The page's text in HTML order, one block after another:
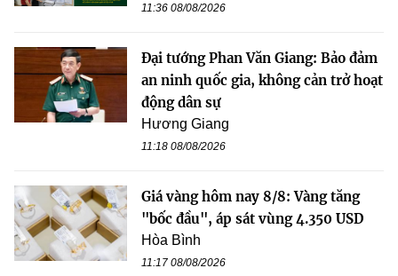
11:36 08/08/2026
Đại tướng Phan Văn Giang: Bảo đảm
an ninh quốc gia, không cản trở hoạt
động dân sự
Hương Giang
11:18 08/08/2026
Giá vàng hôm nay 8/8: Vàng tăng
"bốc đầu", áp sát vùng 4.350 USD
Hòa Bình
11:17 08/08/2026